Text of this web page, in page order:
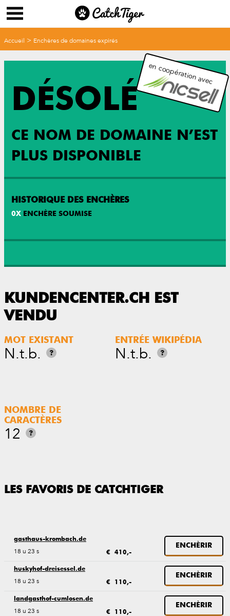
Accueil > Enchères de domaines expirés
DÉSOLÉ
CE NOM DE DOMAINE N’EST
PLUS DISPONIBLE
HISTORIQUE DES ENCHÈRES
0X ENCHÈRE SOUMISE
en coopération avec
KUNDENCENTER.CH EST
VENDU
MOT EXISTANT
N.t.b. ?
ENTRÉE WIKIPÉDIA
N.t.b. ?
NOMBRE DE
CARACTÈRES
12 ?
LES FAVORIS DE CATCHTIGER
gasthaus-krombach.de
18 u 23 s € 410,-
ENCHÈRIR
huskyhof-dreisessel.de
18 u 23 s € 110,-
ENCHÈRIR
landgasthof-cumlosen.de
18 u 23 s € 110,-
ENCHÈRIR